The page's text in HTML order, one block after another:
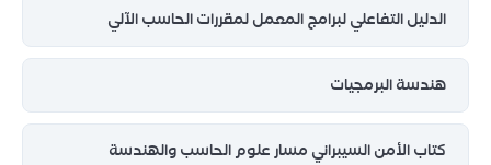
الدليل التفاعلي لبرامج المعمل لمقررات الحاسب الآلي
هندسة البرمجيات
كتاب الأمن السيبراني مسار علوم الحاسب والهندسة